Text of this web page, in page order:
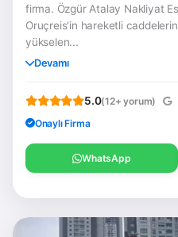
firma. Özgür Atalay Nakliyat
Oruçreis'in hareketli
yükselen...
Devamı
5.0(12+ yorum)
Onaylı Firma
WhatsApp